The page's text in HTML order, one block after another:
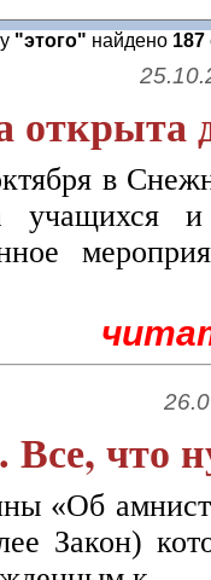
"этого" найдено 187
открыта
в
учащихся
что
«Об
Закон)